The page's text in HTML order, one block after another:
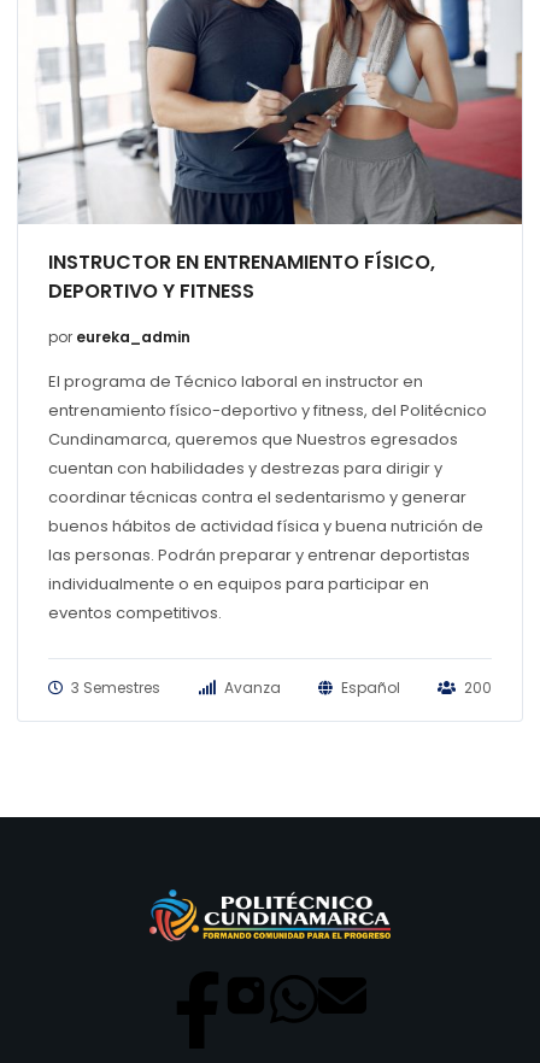
INSTRUCTOR EN ENTRENAMIENTO FÍSICO,
DEPORTIVO Y FITNESS
por eureka_admin
El programa de Técnico laboral en instructor en
entrenamiento físico-deportivo y fitness, del Politécnico
Cundinamarca, queremos que Nuestros egresados
cuentan con habilidades y destrezas para dirigir y
coordinar técnicas contra el sedentarismo y generar
buenos hábitos de actividad física y buena nutrición de
las personas. Podrán preparar y entrenar deportistas
individualmente o en equipos para participar en
eventos competitivos.
3 Semestres Avanza Español 200